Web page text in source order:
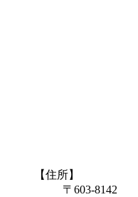
【住所】
〒603-8142